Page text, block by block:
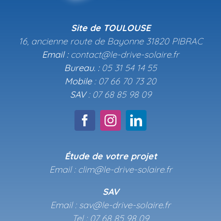
Site de TOULOUSE
16, ancienne route de Bayonne 31820 PIBRAC
Email :contact@le-drive-solaire.fr
Bureau. :05 31 54 14 55
Mobile: 07 66 70 73 20
SAV: 07 68 85 98 09
Étude de votre projet
Email : clim@le-drive-solaire.fr
SAV
Email : sav@le-drive-solaire.fr
Tel : 07 68 85 98 09